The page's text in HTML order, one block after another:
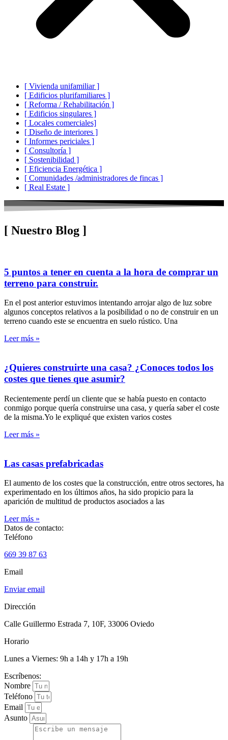
[ Vivienda unifamiliar ]
[ Edificios plurifamiliares ]
[ Reforma / Rehabilitación ]
[ Edificios singulares ]
[ Locales comerciales]
[ Diseño de interiores ]
[ Informes periciales ]
[ Consultoría ]
[ Sostenibilidad ]
[ Eficiencia Energética ]
[ Comunidades /administradores de fincas ]
[ Real Estate ]
[ Nuestro Blog ]
5 puntos a tener en cuenta a la hora de comprar un
terreno para construir.
En el post anterior estuvimos intentando arrojar algo de luz sobre
algunos conceptos relativos a la posibilidad o no de construir en un
terreno cuando este se encuentra en suelo rústico. Una
Leer más »
¿Quieres construirte una casa? ¿Conoces todos los
costes que tienes que asumir?
Recientemente perdí un cliente que se había puesto en contacto
conmigo porque quería construirse una casa, y quería saber el coste
de la misma.Yo le expliqué que existen varios costes
Leer más »
Las casas prefabricadas
El aumento de los costes que la construcción, entre otros sectores, ha
experimentado en los últimos años, ha sido propicio para la
aparición de multitud de productos asociados a las
Leer más »
Datos de contacto:
Teléfono
669 39 87 63
Email
Enviar email
Dirección
Calle Guillermo Estrada 7, 10F, 33006 Oviedo
Horario
Lunes a Viernes: 9h a 14h y 17h a 19h
Escríbenos:
Nombre
Teléfono
Email
Asunto